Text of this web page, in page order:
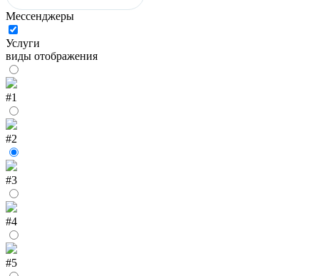
Мессенджеры
Услуги
виды отображения
#1
#2
#3
#4
#5